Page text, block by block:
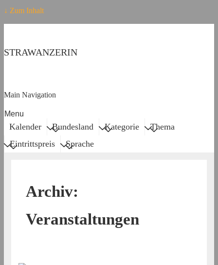
↓ Zum Inhalt
STRAWANZERIN
Main Navigation
Menu
Kalender Bundesland Kategorie
Thema
Eintrittspreis
Sprache
Archiv:
Veranstaltungen